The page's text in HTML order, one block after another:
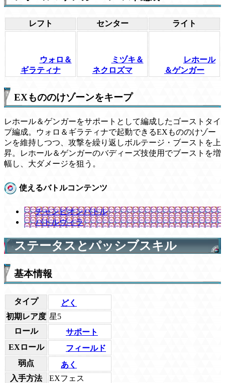
レフト センター ライト
ウォロ＆
ギラティナ
ミヅキ＆
ネクロズマ
レホール
＆ゲンガー
EXもののけゾーンをキープ
レホール＆ゲンガーをサポートとして編成したゴーストタイ
プ編成。ウォロ＆ギラティナで起動できるEXもののけゾー
ンを維持しつつ、攻撃を繰り返しボルテージ・ブーストを上
昇。レホール＆ゲンガーのバディーズ技使用でブーストを増
幅し、大ダメージを狙う。
使えるバトルコンテンツ
チャンピオンバトル
バトルヴィラ
ステータスとパッシブスキル
基本情報
タイプ
どく
初期レア度 星5
ロール
サポート
EXロール
フィールド
弱点
あく
入手方法
EXフェス